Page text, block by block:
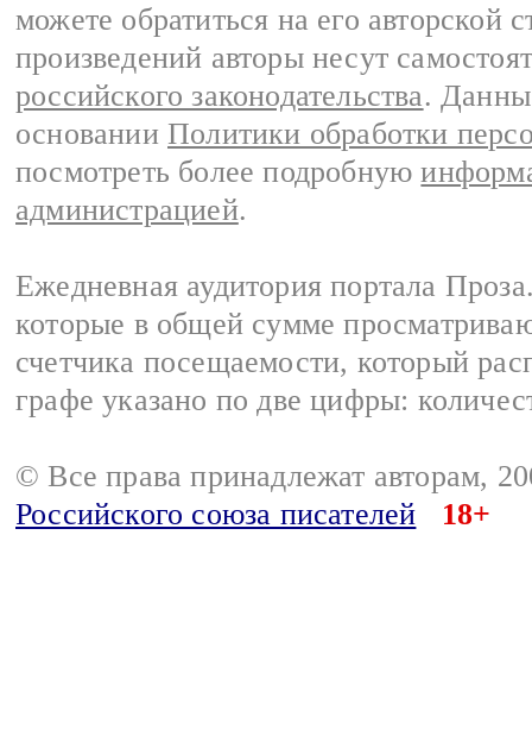
можете обратиться на его авторской
произведений авторы несут
российского законодательства.
основании Политики обработки
посмотреть более подробную
администрацией.
Ежедневная аудитория портала
которые в общей сумме
счетчика посещаемости, который
графе указано по две цифры:
© Все права принадлежат авторам,
Российского союза писателей
18+